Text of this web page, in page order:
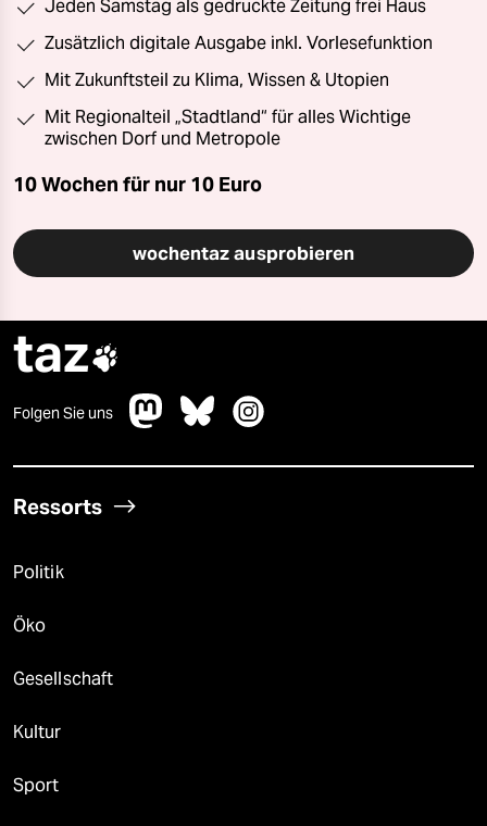
Jeden Samstag als gedruckte Zeitung frei Haus
Zusätzlich digitale Ausgabe inkl. Vorlesefunktion
Mit Zukunftsteil zu Klima, Wissen & Utopien
Mit Regionalteil „Stadtland“ für alles Wichtige
zwischen Dorf und Metropole
10 Wochen für nur 10 Euro
wochentaz ausprobieren
taz
Folgen Sie uns
Ressorts
Politik
Öko
Gesellschaft
Kultur
Sport